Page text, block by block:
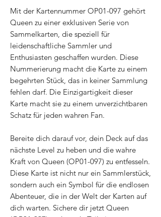
Mit der Kartennummer OP01-097 gehört
Queen zu einer exklusiven Serie von
Sammelkarten, die speziell für
leidenschaftliche Sammler und
Enthusiasten geschaffen wurden. Diese
Nummerierung macht die Karte zu einem
begehrten Stück, das in keiner Sammlung
fehlen darf. Die Einzigartigkeit dieser
Karte macht sie zu einem unverzichtbaren
Schatz für jeden wahren Fan.
Bereite dich darauf vor, dein Deck auf das
nächste Level zu heben und die wahre
Kraft von Queen (OP01-097) zu entfesseln.
Diese Karte ist nicht nur ein Sammlerstück,
sondern auch ein Symbol für die endlosen
Abenteuer, die in der Welt der Karten auf
dich warten. Sichere dir jetzt Queen